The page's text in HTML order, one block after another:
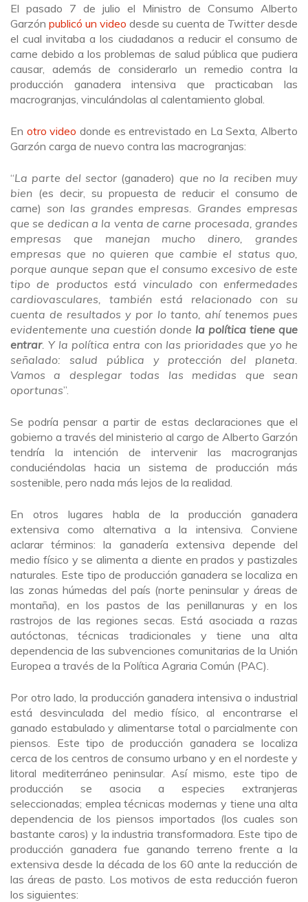
El pasado 7 de julio el Ministro de Consumo Alberto
Garzón publicó un video desde su cuenta de Twitter desde
el cual invitaba a los ciudadanos a reducir el consumo de
carne debido a los problemas de salud pública que pudiera
causar, además de considerarlo un remedio contra la
producción ganadera intensiva que practicaban las
macrogranjas, vinculándolas al calentamiento global.
En otro video donde es entrevistado en La Sexta, Alberto
Garzón carga de nuevo contra las macrogranjas:
“La parte del sector (ganadero) que no la reciben muy
bien (es decir, su propuesta de reducir el consumo de
carne) son las grandes empresas. Grandes empresas
que se dedican a la venta de carne procesada, grandes
empresas que manejan mucho dinero, grandes
empresas que no quieren que cambie el status quo,
porque aunque sepan que el consumo excesivo de este
tipo de productos está vinculado con enfermedades
cardiovasculares, también está relacionado con su
cuenta de resultados y por lo tanto, ahí tenemos pues
evidentemente una cuestión donde la política tiene que
entrar. Y la política entra con las prioridades que yo he
señalado: salud pública y protección del planeta.
Vamos a desplegar todas las medidas que sean
oportunas”.
Se podría pensar a partir de estas declaraciones que el
gobierno a través del ministerio al cargo de Alberto Garzón
tendría la intención de intervenir las macrogranjas
conduciéndolas hacia un sistema de producción más
sostenible, pero nada más lejos de la realidad.
En otros lugares habla de la producción ganadera
extensiva como alternativa a la intensiva. Conviene
aclarar términos: la ganadería extensiva depende del
medio físico y se alimenta a diente en prados y pastizales
naturales. Este tipo de producción ganadera se localiza en
las zonas húmedas del país (norte peninsular y áreas de
montaña), en los pastos de las penillanuras y en los
rastrojos de las regiones secas. Está asociada a razas
autóctonas, técnicas tradicionales y tiene una alta
dependencia de las subvenciones comunitarias de la Unión
Europea a través de la Política Agraria Común (PAC).
Por otro lado, la producción ganadera intensiva o industrial
está desvinculada del medio físico, al encontrarse el
ganado estabulado y alimentarse total o parcialmente con
piensos. Este tipo de producción ganadera se localiza
cerca de los centros de consumo urbano y en el nordeste y
litoral mediterráneo peninsular. Así mismo, este tipo de
producción se asocia a especies extranjeras
seleccionadas; emplea técnicas modernas y tiene una alta
dependencia de los piensos importados (los cuales son
bastante caros) y la industria transformadora. Este tipo de
producción ganadera fue ganando terreno frente a la
extensiva desde la década de los 60 ante la reducción de
las áreas de pasto. Los motivos de esta reducción fueron
los siguientes: